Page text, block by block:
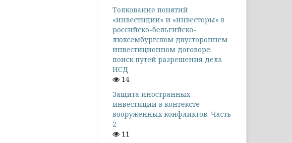
Толкование понятий
«инвестиции» и «инвесторы» в
российско-бельгийско-
люксембургском двустороннем
инвестиционном договоре:
поиск путей разрешения дела
НСД
14
Защита иностранных
инвестиций в контексте
вооруженных конфликтов. Часть
2
11